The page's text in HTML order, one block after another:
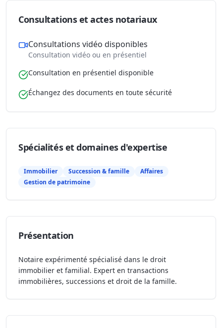
Consultations et actes notariaux
Consultations vidéo disponibles
Consultation vidéo ou en présentiel
Consultation en présentiel disponible
Échangez des documents en toute sécurité
Spécialités et domaines d'expertise
Immobilier Succession & famille
Affaires
Gestion de patrimoine
Présentation
Notaire expérimenté spécialisé dans le droit
immobilier et familial. Expert en transactions
immobilières, successions et droit de la famille.